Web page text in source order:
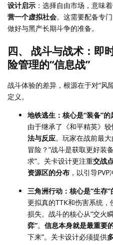
设计启示 ：选择自由市场，意味
营一个虚拟社会。这需要配备专
做好与黑产长期斗争的准备。
四、 战斗与战术：即
险管理的“信息战”
战斗体验的差异，根源在于对“风
定义。
地铁逃生：核心是“装备”的
由于继承了《和平精英》
法与反应。玩家在战前最
冒险？”战斗是获取更好装
求”。关卡设计更注重交战
资源区的分布 ，以引导PVP
三角洲行动：核心是“生存”
更拟真的TTK和伤害系统，
损失。战斗的核心从“交火
弈”。 信息本身就是最重要
下来”。关卡设计必须提供